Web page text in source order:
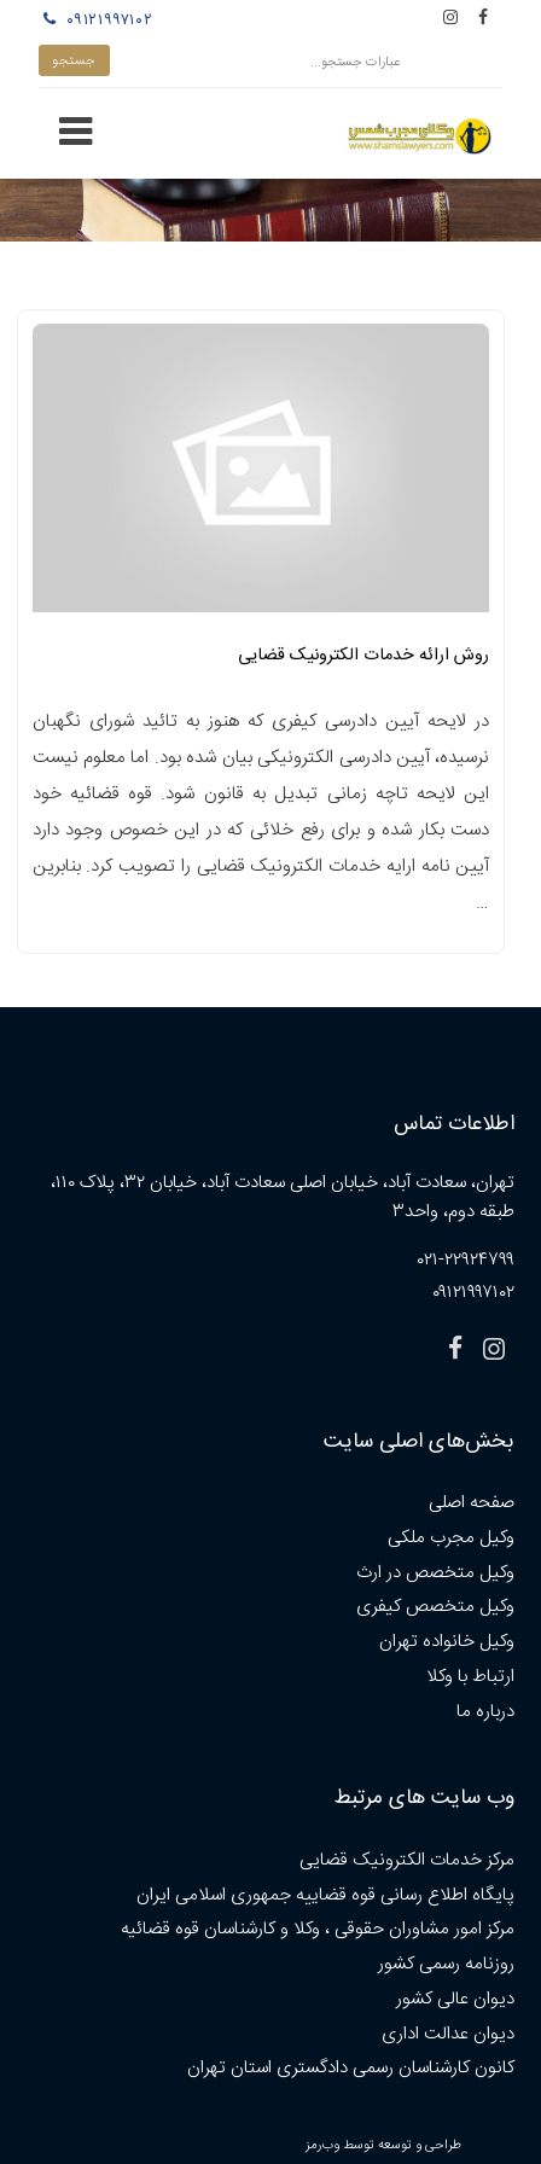
۰۹۱۲۱۹۹۷۱۰۲
روش ارائه خدمات الکترونیک قضایی
در لایحه آیین دادرسی کیفری که هنوز به تائید شورای نگهبان
نرسیده، آیین دادرسی الکترونیکی بیان شده بود. اما معلوم نیست
این لایحه تاچه زمانی تبدیل به قانون شود. قوه قضائیه خود
دست بکار شده و برای رفع خلائی که در این خصوص وجود دارد
آیین نامه ارایه خدمات الکترونیک قضایی را تصویب کرد. بنابرین
…
اطلاعات تماس
تهران، سعادت آباد، خیابان اصلی سعادت آباد، خیابان ۳۲، پلاک ۱۱۰،
طبقه دوم، واحد۳
۰۲۱-۲۲۹۲۴۷۹۹
۰۹۱۲۱۹۹۷۱۰۲
بخش‌های اصلی سایت
صفحه اصلی
وکیل مجرب ملکی
وکیل متخصص در ارث
وکیل متخصص کیفری
وکیل خانواده تهران
ارتباط با وکلا
درباره ما
وب سایت های مرتبط
مرکز خدمات الکترونیک قضایی
پایگاه اطلاع رسانی قوه قضاییه جمهوری اسلامی ایران
مرکز امور مشاوران حقوقی ، وکلا و کارشناسان قوه قضائیه
روزنامه رسمی کشور
دیوان عالی کشور
دیوان عدالت اداری
کانون کارشناسان رسمی دادگستری استان تهران
طراحی و توسعه توسط وب‌رمز